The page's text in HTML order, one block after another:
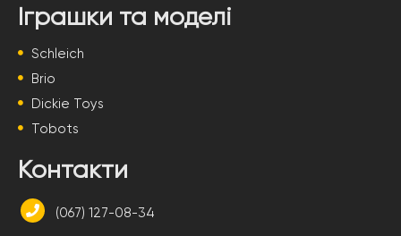
Іграшки та моделі
Schleich
Brio
Dickie Toys
Tobots
Контакти
(067) 127-08-34